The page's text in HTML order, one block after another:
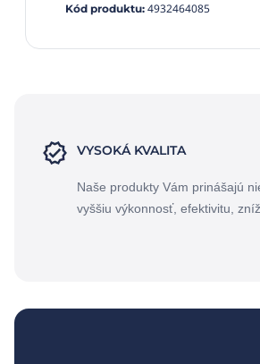
Kód produktu: 4932464085
VYSOKÁ KVALITA
Naše produkty Vám prinášajú
vyššiu výkonnosť, efektivitu,